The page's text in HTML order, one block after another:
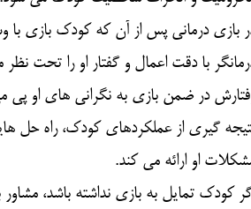
بازی درمانی پس از آن که کودک بازی با
با دقت اعمال و گفتار او را تحت
در ضمن بازی به نگرانی های او پی
گیری از عملکردهای کودک، راه حل
او ارائه می کند.
کودک تمایل به بازی نداشته باشد، مشاور